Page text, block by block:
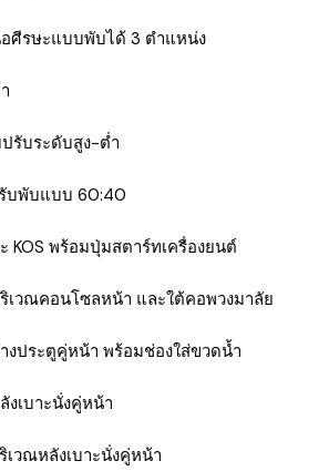
อศีรษะแบบพับได้ 3 ตำแหน่ง
รับระดับสูง-ต่ำ
บพับแบบ 60:40
KOS พร้อมปุ่มสตาร์ทเครื่องยนต์
เวณคอนโซลหน้า และใต้คอพวงมาลัย
งประตูคู่หน้า พร้อมช่องใส่ขวดน้ำ
งเบาะนั่งคู่หน้า
วณหลังเบาะนั่งคู่หน้า